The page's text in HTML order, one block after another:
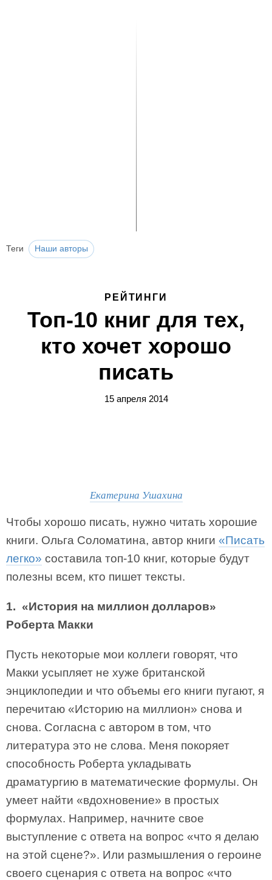
Теги Наши авторы
РЕЙТИНГИ
Топ-10 книг для тех,
кто хочет хорошо
писать
15 апреля 2014
Екатерина Ушахина
Чтобы хорошо писать, нужно читать хорошие
книги. Ольга Соломатина, автор книги «Писать
легко» составила топ-10 книг, которые будут
полезны всем, кто пишет тексты.
1. «История на миллион долларов»
Роберта Макки
Пусть некоторые мои коллеги говорят, что
Макки усыпляет не хуже британской
энциклопедии и что объемы его книги пугают, я
перечитаю «Историю на миллион» снова и
снова. Согласна с автором в том, что
литература это не слова. Меня покоряет
способность Роберта укладывать
драматургию в математические формулы. Он
умеет найти «вдохновение» в простых
формулах. Например, начните свое
выступление с ответа на вопрос «что я делаю
на этой сцене?». Или размышления о героине
своего сценария с ответа на вопрос «что